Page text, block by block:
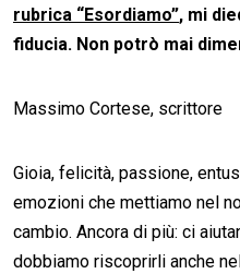
rubrica “Esordiamo”, mi
fiducia. Non potrò mai
Massimo Cortese, scrittore
Gioia, felicità, passione,
emozioni che mettiamo nel
cambio. Ancora di più: ci
dobbiamo riscoprirli anche